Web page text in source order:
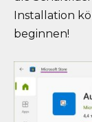
Installation
beginnen!